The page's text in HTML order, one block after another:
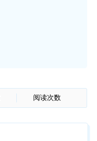
阅读次数